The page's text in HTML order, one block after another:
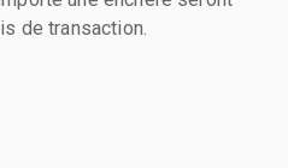
de transaction.